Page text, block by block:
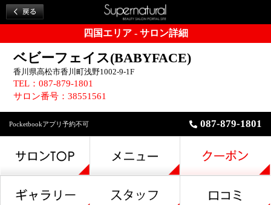
四国エリア - サロン詳細
ベビーフェイス(BABYFACE)
香川県高松市香川町浅野1002-9-1F
TEL：087-879-1801
サロン番号：38551561
Pocketbookアプリ予約不可 087-879-1801